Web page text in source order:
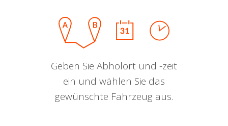
Geben Sie Abholort und -zeit
ein und wählen Sie das
gewünschte Fahrzeug aus.